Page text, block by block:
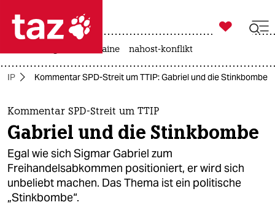
 taz zahl ich
taz zahl ich
themen
politik
öko
gesellschaft

taz zahl ich
krieg in der ukraine nahost-konflikt
Kommentar SPD-Streit um TTIP: Gabriel und die Stinkbombe
Kommentar SPD-Streit um TTIP
Gabriel und die Stinkbombe
Egal wie sich Sigmar Gabriel zum
Freihandelsabkommen positioniert, er wird sich
unbeliebt machen. Das Thema ist ein politische
„Stinkbombe“.